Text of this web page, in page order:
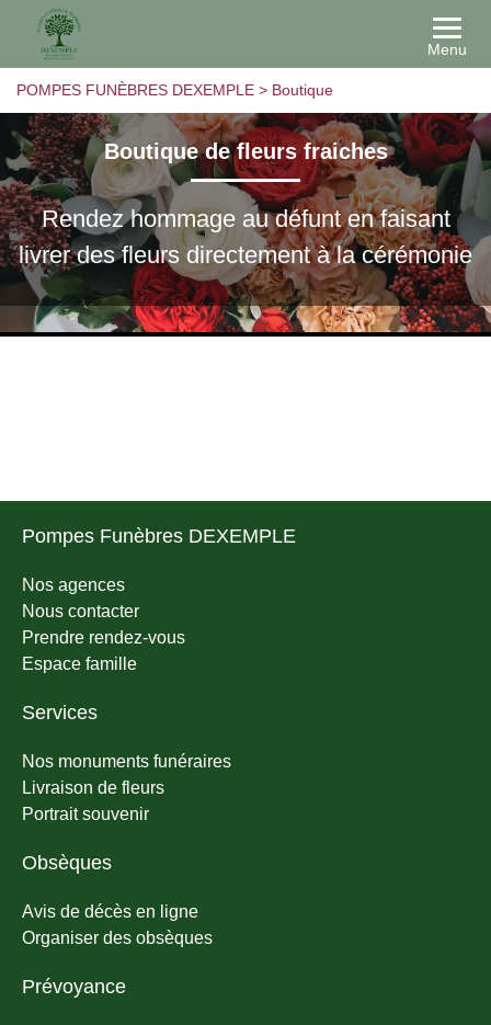
Menu
POMPES FUNÈBRES DEXEMPLE > Boutique
Boutique de fleurs fraiches
Rendez hommage au défunt en faisant
livrer des fleurs directement à la cérémonie
Pompes Funèbres DEXEMPLE
Nos agences
Nous contacter
Prendre rendez-vous
Espace famille
Services
Nos monuments funéraires
Livraison de fleurs
Portrait souvenir
Obsèques
Avis de décès en ligne
Organiser des obsèques
Prévoyance